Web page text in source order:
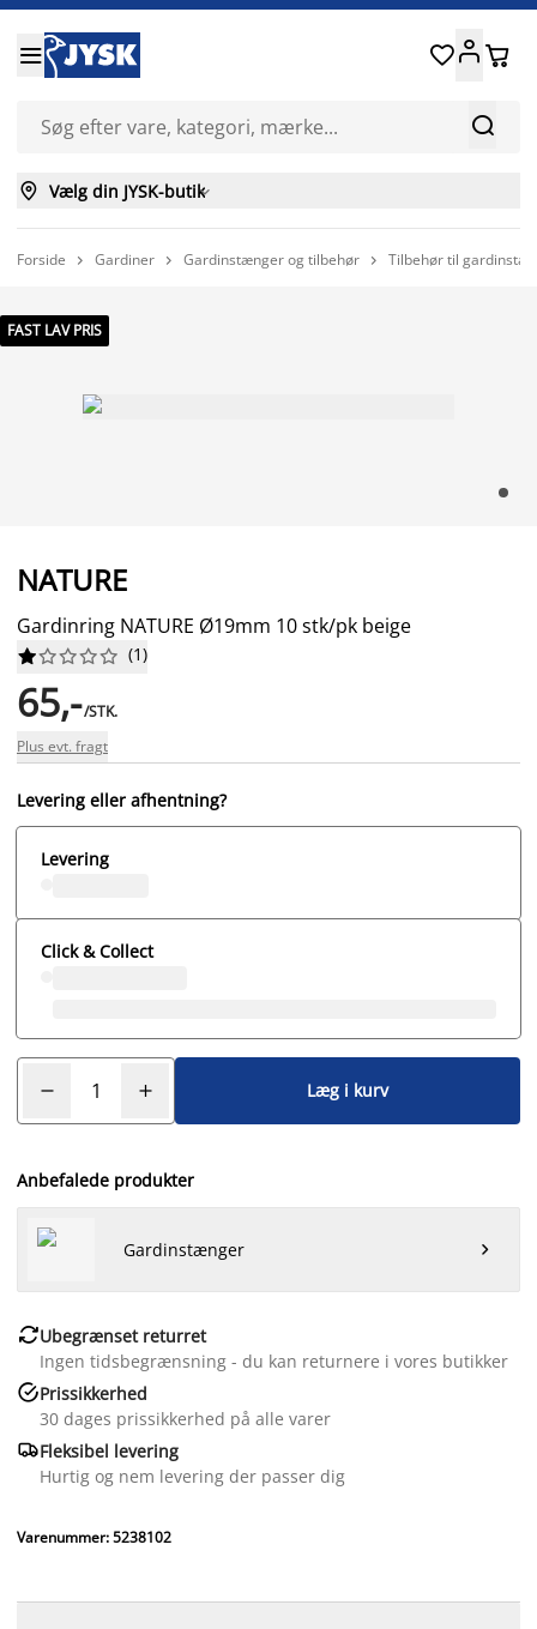


 
 Vælg din JYSK-butik
Forside  Gardiner  Gardinstænger og tilbehør  Tilbehør til
FAST LAV PRIS
NATURE
Gardinring NATURE Ø19mm 10 stk/pk beige





 (1)
65,-/STK.
Plus evt. fragt
Levering eller afhentning?
Levering
Click & Collect
Læg i kurv
Anbefalede produkter
Gardinstænger 
Ubegrænset returret
Ingen tidsbegrænsning - du kan returnere i vores butikker
Prissikkerhed
30 dages prissikkerhed på alle varer
Fleksibel levering
Hurtig og nem levering der passer dig
Varenummer: 5238102